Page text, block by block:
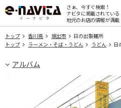
さぁ、今すぐ検索！
ナビタに掲載されている
地元のお店の情報が満載
トップ 香川県 坂出市
日の出製麺所
トップ
ラーメン・そば・うどん うどん 日
アルバム